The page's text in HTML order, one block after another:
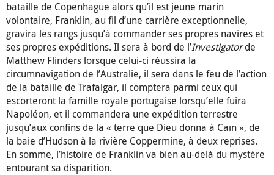
bataille de Copenhague alors qu’il est jeune marin
volontaire, Franklin, au fil d’une carrière exceptionnelle,
gravira les rangs jusqu’à commander ses propres navires et
ses propres expéditions. Il sera à bord de l’Investigatorde
Matthew Flinders lorsque celui-ci réussira la
circumnavigation de l’Australie, il sera dans le feu de l’action
de la bataille de Trafalgar, il comptera parmi ceux qui
escorteront la famille royale portugaise lorsqu’elle fuira
Napoléon, et il commandera une expédition terrestre
jusqu’aux confins de la « terre que Dieu donna à Caïn », de
la baie d’Hudson à la rivière Coppermine, à deux reprises.
En somme, l’histoire de Franklin va bien au-delà du mystère
entourant sa disparition.